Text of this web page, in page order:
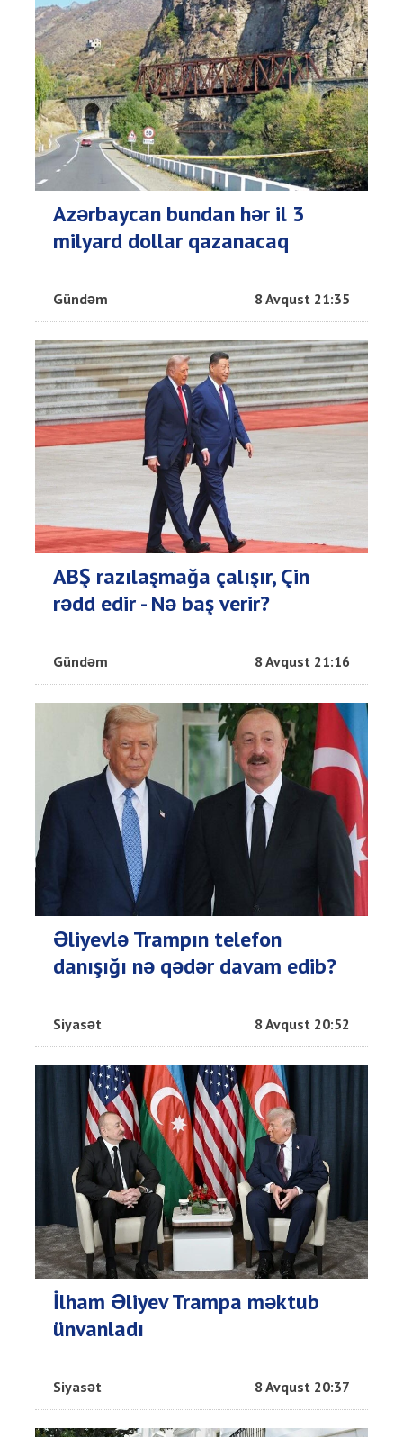
Azərbaycan bundan hər il 3
milyard dollar qazanacaq
Gündəm 8 Avqust 21:35
ABŞ razılaşmağa çalışır, Çin
rədd edir - Nə baş verir?
Gündəm 8 Avqust 21:16
Əliyevlə Trampın telefon
danışığı nə qədər davam edib?
Siyasət 8 Avqust 20:52
İlham Əliyev Trampa məktub
ünvanladı
Siyasət 8 Avqust 20:37